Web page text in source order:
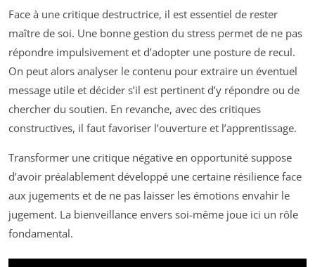
Face à une critique destructrice, il est essentiel de rester
maître de soi. Une bonne gestion du stress permet de ne pas
répondre impulsivement et d’adopter une posture de recul.
On peut alors analyser le contenu pour extraire un éventuel
message utile et décider s’il est pertinent d’y répondre ou de
chercher du soutien. En revanche, avec des critiques
constructives, il faut favoriser l’ouverture et l’apprentissage.
Transformer une critique négative en opportunité suppose
d’avoir préalablement développé une certaine résilience face
aux jugements et de ne pas laisser les émotions envahir le
jugement. La bienveillance envers soi-même joue ici un rôle
fondamental.